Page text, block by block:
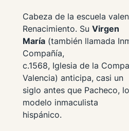
Cabeza de la escuela
Renacimiento. Su Virgen
María(también llamada
Compañía,
c.1568, Iglesia de la
Valencia) anticipa, casi un
siglo antes que Pacheco,
modelo inmaculista
hispánico.